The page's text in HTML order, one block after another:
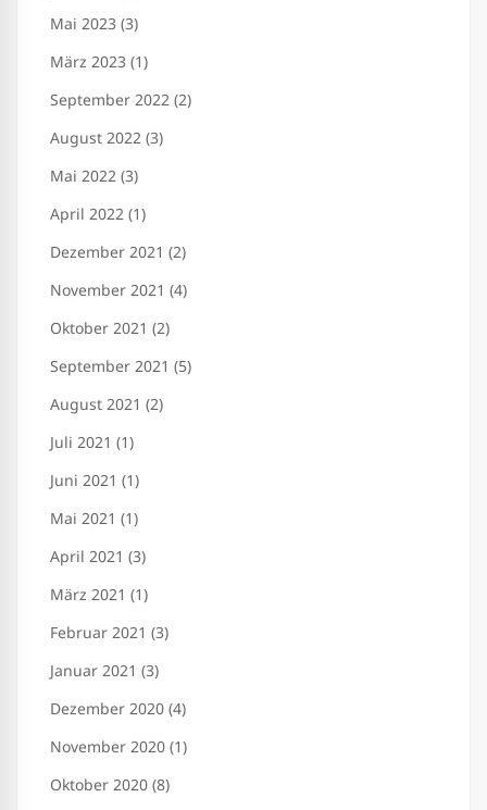
Mai 2023 (3)
März 2023 (1)
September 2022 (2)
August 2022 (3)
Mai 2022 (3)
April 2022 (1)
Dezember 2021 (2)
November 2021 (4)
Oktober 2021 (2)
September 2021 (5)
August 2021 (2)
Juli 2021 (1)
Juni 2021 (1)
Mai 2021 (1)
April 2021 (3)
März 2021 (1)
Februar 2021 (3)
Januar 2021 (3)
Dezember 2020 (4)
November 2020 (1)
Oktober 2020 (8)